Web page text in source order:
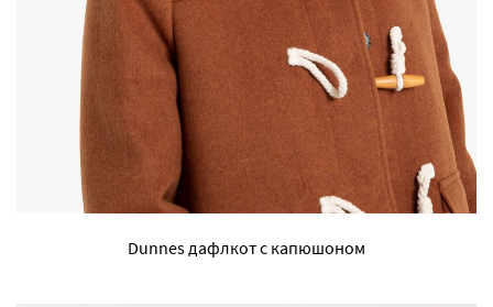
Dunnes дафлкот с капюшоном